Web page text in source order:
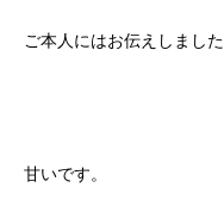
ご本人にはお伝えしまし
甘いです。